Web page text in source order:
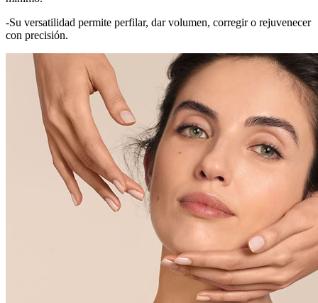
­-Su versatilidad permite perfilar, dar volumen, corregir o rejuvenecer
con precisión.